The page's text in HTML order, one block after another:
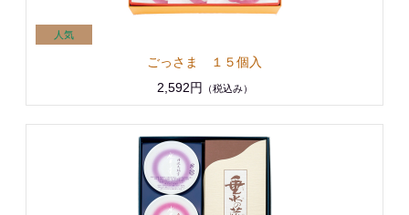
ごっさま １５個入
2,592円
（税込み）